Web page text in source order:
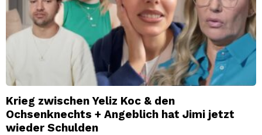
Krieg zwischen Yeliz Koc & den
Ochsenknechts + Angeblich hat Jimi jetzt
wieder Schulden